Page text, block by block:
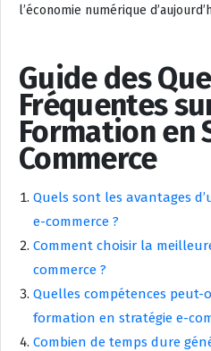
l’économie numérique
Guide des
Fréquentes
Formation en
Commerce
Quels sont les avantages
e-commerce ?
Comment choisir la
commerce ?
Quelles compétences peut-
formation en stratégie e-
Combien de temps dure